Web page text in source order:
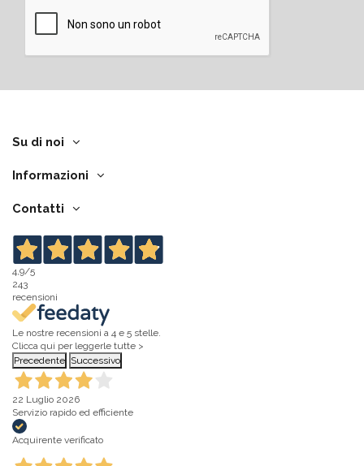
Su di noi
Informazioni
Contatti
4,9/5
243
recensioni
Le nostre recensioni a 4 e 5 stelle.
Clicca qui per leggerle tutte >
Precedente Successivo
22 Luglio 2026
Servizio rapido ed efficiente
Acquirente verificato